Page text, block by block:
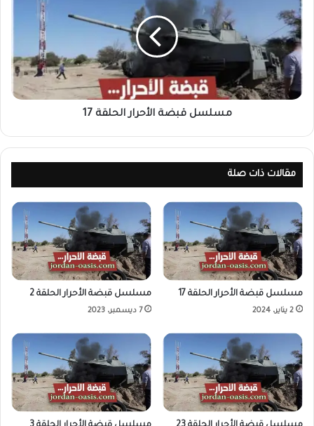
مسلسل قبضة الأحرار الحلقة 17
مقالات ذات صلة
مسلسل قبضة الأحرار الحلقة 17
2 يناير، 2024
مسلسل قبضة الأحرار الحلقة 2
7 ديسمبر، 2023